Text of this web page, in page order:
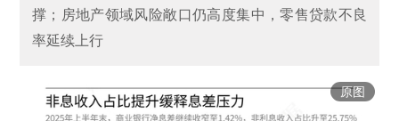
撑；房地产领域风险敞口仍高度集中，零售贷款不良
率延续上行
原图